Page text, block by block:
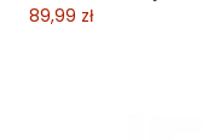
89,99 zł